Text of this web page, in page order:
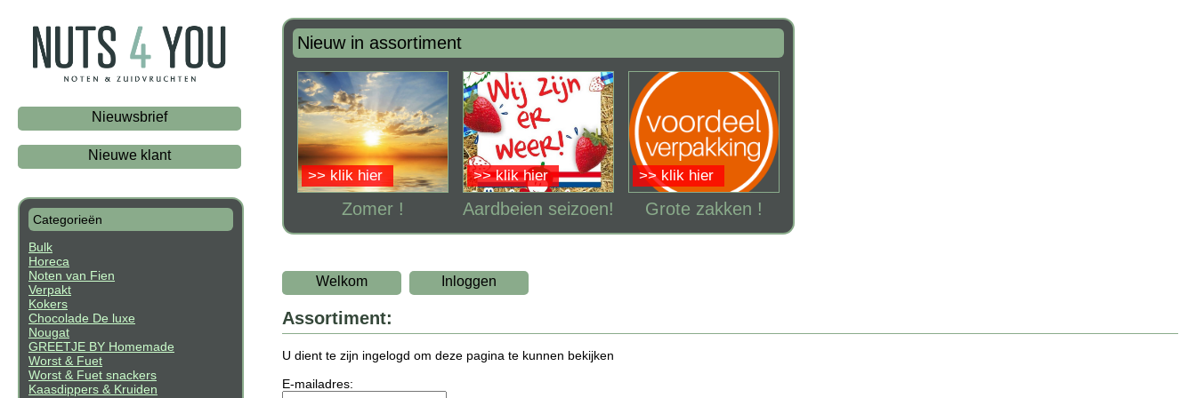
Nieuwsbrief
Nieuwe klant
Categorieën
Bulk
Horeca
Noten van Fien
Verpakt
Kokers
Chocolade De luxe
Nougat
GREETJE BY Homemade
Worst & Fuet
Worst & Fuet snackers
Kaasdippers & Kruiden
Nieuw in assortiment
Zomer !
>> klik hier
Aardbeien seizoen!
>> klik hier
Grote zakken !
>> klik hier
Welkom Inloggen
Assortiment:
U dient te zijn ingelogd om deze pagina te kunnen bekijken
E-mailadres: